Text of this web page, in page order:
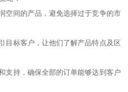
空间的产品，避免选择过于竞争的市
目标客户，让他们了解产品特点及区
支持，确保全部的订单能够达到客户